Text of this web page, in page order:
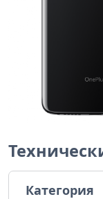
Категория